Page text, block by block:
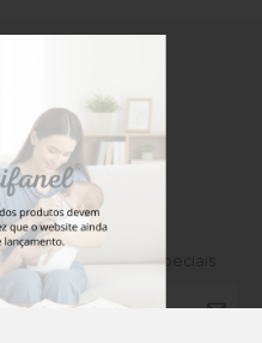
primeiro ofertas especiais